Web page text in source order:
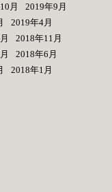
月
2019年9月
2019年4月
2018年11月
2018年6月
2018年1月